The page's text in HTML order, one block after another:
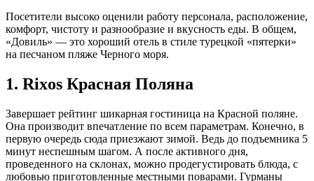
Посетители высоко оценили работу персонала, расположение,
комфорт, чистоту и разнообразие и вкусность еды. В общем,
«Довиль» — это хороший отель в стиле турецкой «пятерки»
на песчаном пляже Черного моря.
1. Rixos Красная Поляна
Завершает рейтинг шикарная гостиница на Красной поляне.
Она производит впечатление по всем параметрам. Конечно, в
первую очередь сюда приезжают зимой. Ведь до подъемника 5
минут неспешным шагом. А после активного дня,
проведенного на склонах, можно продегустировать блюда, с
любовью приготовленные местными поварами. Гурманы